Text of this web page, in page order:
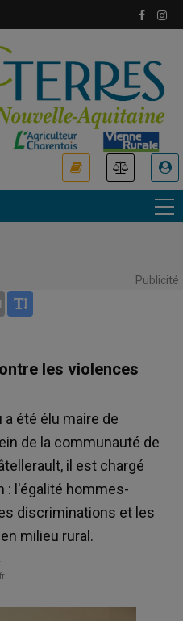
Publicité
Print
les violences
a été élu maire de
de la communauté de
il est chargé
: l'égalité hommes-
discriminations et les
milieu rural.